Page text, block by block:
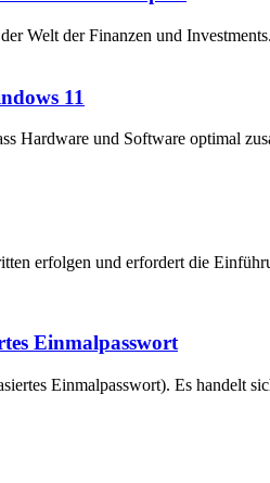
Welt der Finanzen und
11
Hardware und Software optimal
erfolgen und erfordert die
Einmalpasswort
Einmalpasswort). Es